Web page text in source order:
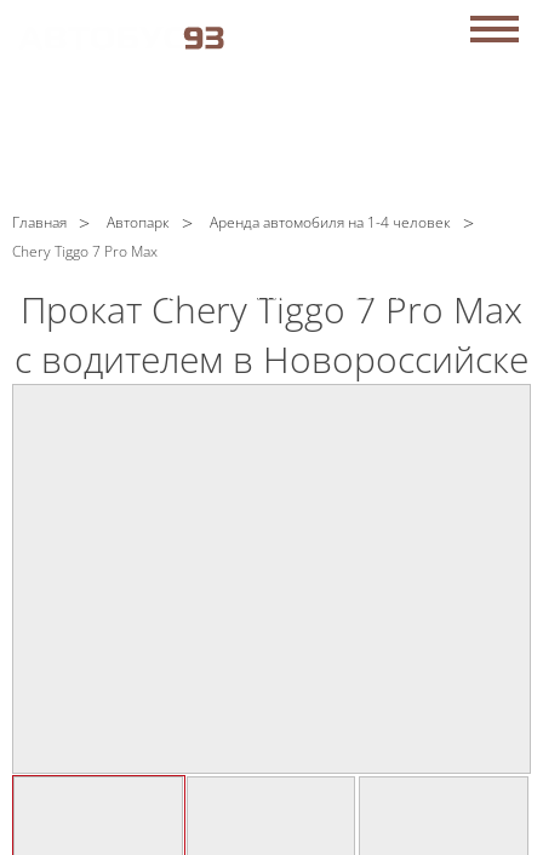
Мы работаемкруглосуточно!
Главная Автопарк
Аренда автомобиля на 1-4 человек
Chery Tiggo 7 Pro Max
Прокат Chery Tiggo 7 Pro Max
с водителем в Новороссийске
Политикой конфиденциальности
ознакомлен(а), даю